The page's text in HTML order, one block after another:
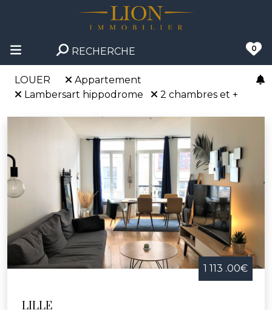
RECHERCHE 0
LOUER
Appartement
Lambersart hippodrome
2 chambres et +
1 113 .00€
LILLE